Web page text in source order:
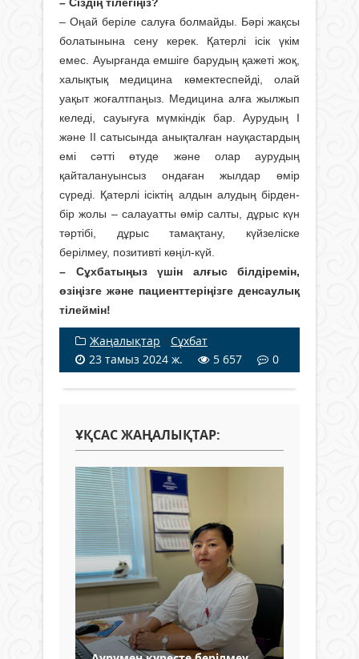
– Сіздің тілегіңіз?
– Оңай беріле салуға болмайды. Бәрі жақсы
болатынына сену керек. Қатерлі ісік үкім
емес. Ауырғанда емшіге барудың қажеті жоқ,
халықтық медицина көмектеспейді, олай
уақыт жоғалтпаңыз. Медицина алға жылжып
келеді, сауығуға мүмкіндік бар. Аурудың І
және ІІ сатысында анықталған науқастардың
емі сәтті өтуде және олар аурудың
қайталануынсыз ондаған жылдар өмір
сүреді. Қатерлі ісіктің алдын алудың бірден-
бір жолы – салауатты өмір салты, дұрыс күн
тәртібі, дұрыс тамақтану, күйзеліске
берілмеу, позитивті көңіл-күй.
– Сұхбатыңыз үшін алғыс білдіремін,
өзіңізге және пациенттеріңізге денсаулық
тілеймін!
Жаңалықтар / Сұхбат
23 тамыз 2024 ж.
5 657 0
ҰҚСАС ЖАҢАЛЫҚТАР: